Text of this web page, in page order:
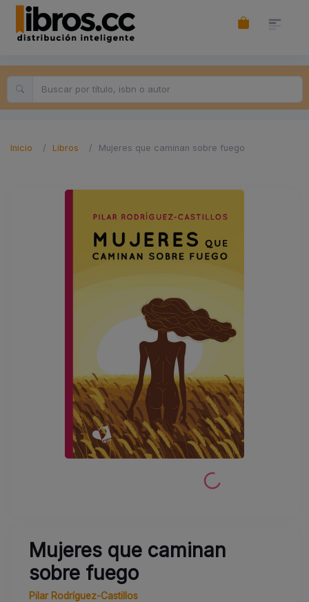
Inicio Libros Mujeres que caminan sobre fuego
Mujeres que caminan
sobre fuego
Pilar Rodríguez-Castillos